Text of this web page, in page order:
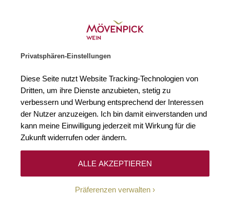
Privatsphären-Einstellungen
Diese Seite nutzt Website Tracking-Technologien von
Dritten, um ihre Dienste anzubieten, stetig zu
verbessern und Werbung entsprechend der Interessen
der Nutzer anzuzeigen. Ich bin damit einverstanden und
kann meine Einwilligung jederzeit mit Wirkung für die
Zukunft widerrufen oder ändern.
Präferenzen verwalten
ALLE AKZEPTIEREN
Wein-News von Benedikt Hesounam21. August 2025
Wo Italiens Herz für
Genuss schlägt